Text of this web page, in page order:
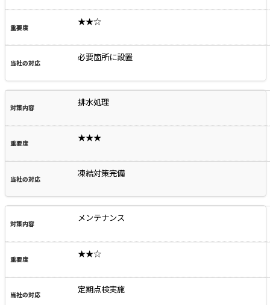
★★☆
必要箇所に設置
排水処理
★★★
凍結対策完備
メンテナンス
★★☆
定期点検実施